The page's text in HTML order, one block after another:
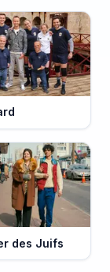
des Juifs